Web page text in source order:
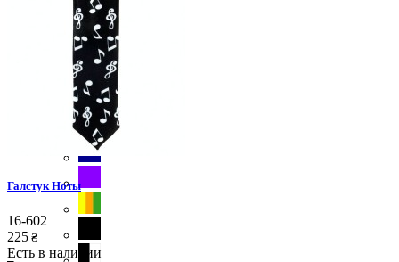
Галстук Ноты
16-602
225 ₴
Есть в наличии